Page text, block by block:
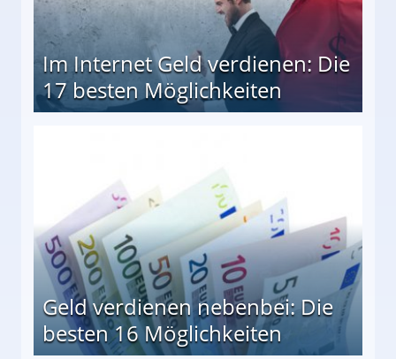
Im Internet Geld verdienen: Die
17 besten Möglichkeiten
Geld verdienen nebenbei: Die
besten 16 Möglichkeiten